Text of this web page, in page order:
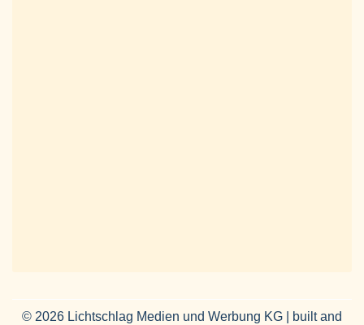
© 2026 Lichtschlag Medien und Werbung KG | built and